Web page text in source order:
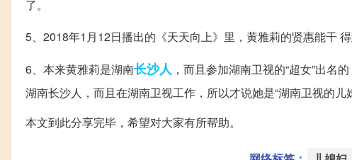
了。
5、2018年1月12日播出的《天天向上》里，黄雅莉的贤惠能干
6、本来黄雅莉是湖南长沙人 ，而且参加湖南卫视的“超女”出名
湖南长沙人，而且在湖南卫视工作，所以才说她是“湖南卫视的儿媳
本文到此分享完毕，希望对大家有所帮助。